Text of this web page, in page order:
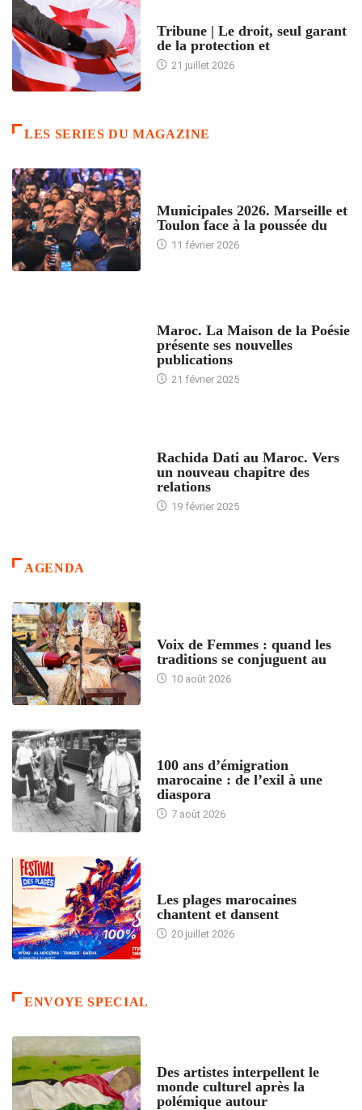
Tribune | Le droit, seul garant
de la protection et
21 juillet 2026
LES SERIES DU MAGAZINE
Municipales 2026. Marseille et
Toulon face à la poussée du
11 février 2026
Maroc. La Maison de la Poésie
présente ses nouvelles
publications
21 février 2025
Rachida Dati au Maroc. Vers
un nouveau chapitre des
relations
19 février 2025
AGENDA
Voix de Femmes : quand les
traditions se conjuguent au
10 août 2026
100 ans d’émigration
marocaine : de l’exil à une
diaspora
7 août 2026
Les plages marocaines
chantent et dansent
20 juillet 2026
ENVOYE SPECIAL
Des artistes interpellent le
monde culturel après la
polémique autour